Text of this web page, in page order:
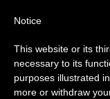
Aviso
Del 27 de
anual,
Notice
This website or its
necessary to its
purposes illustrated
more or withdraw